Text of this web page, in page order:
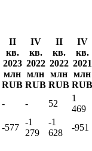
II
кв.
2023
млн
RUB
IV
кв.
2022
млн
RUB
II
кв.
2022
млн
RUB
IV
кв.
2021
млн
RUB
- - 52
1
469
-577
-1
279
-1
628
-951